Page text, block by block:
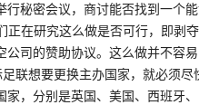
秘密会议，商讨能否找到一个
在研究这么做是否可行，即剥
司的赞助协议。这么做并不容
联想要更换主办国家，就必须尽
，分别是英国、美国、西班牙、